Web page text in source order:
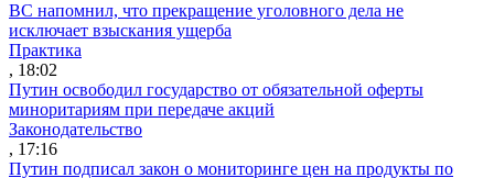
ВС напомнил, что прекращение уголовного дела не
исключает взыскания ущерба
Практика
, 18:02
Путин освободил государство от обязательной оферты
миноритариям при передаче акций
Законодательство
, 17:16
Путин подписал закон о мониторинге цен на продукты по